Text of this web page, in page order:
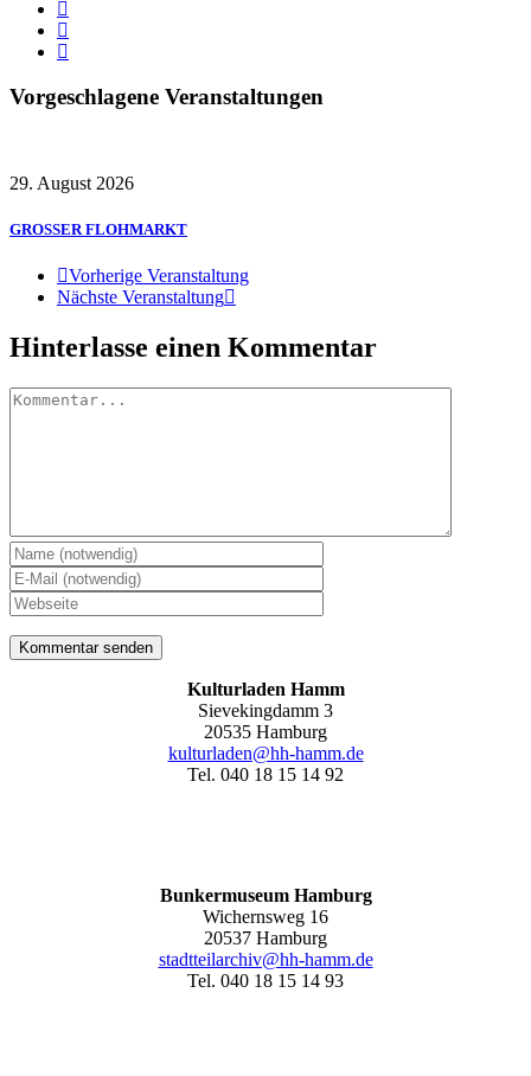
Vorgeschlagene Veranstaltungen
29. August 2026
GROSSER FLOHMARKT
Vorherige Veranstaltung
Nächste Veranstaltung
Hinterlasse einen Kommentar
Kommentar
Kulturladen Hamm
Sievekingdamm 3
20535 Hamburg
kulturladen@hh-hamm.de
Tel. 040 18 15 14 92
Bunkermuseum Hamburg
Wichernsweg 16
20537 Hamburg
stadtteilarchiv@hh-hamm.de
Tel. 040 18 15 14 93